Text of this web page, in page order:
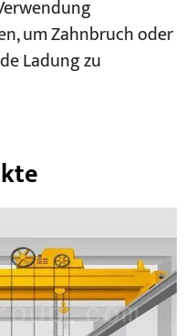
um Zahnbruch oder
Ladung zu